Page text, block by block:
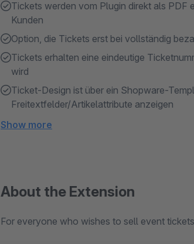
Tickets werden vom Plugin direkt als PDF
Kunden
Option, die Tickets erst bei vollständig
Tickets erhalten eine eindeutige
wird
Ticket-Design ist über ein Shopware-
Freitextfelder/Artikelattribute anzeigen
Show more
About the Extension
For everyone who wishes to sell event